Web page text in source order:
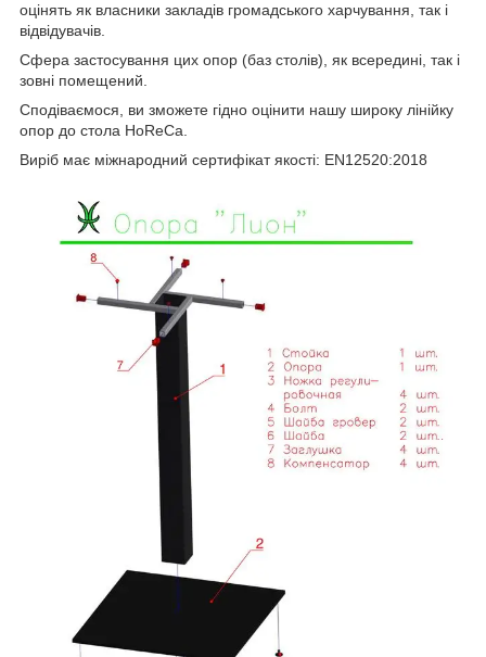
оцінять як власники закладів громадського харчування, так і
відвідувачів.
Сфера застосування цих опор (баз столів), як всередині, так і
зовні помещений.
Сподіваємося, ви зможете гідно оцінити нашу широку лінійку
опор до стола HoReCa.
Виріб має міжнародний сертифікат якості: EN12520:2018